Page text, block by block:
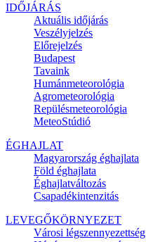
IDŐJÁRÁS
Aktuális időjárás
Veszélyjelzés
Előrejelzés
Budapest
Tavaink
Humánmeteorológia
Agrometeorológia
Repülésmeteorológia
MeteoStúdió
ÉGHAJLAT
Magyarország éghajlata
Föld éghajlata
Éghajlatváltozás
Csapadékintenzitás
LEVEGŐKÖRNYEZET
Városi légszennyezettség